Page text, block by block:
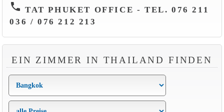
phone TAT PHUKET OFFICE - TEL. 076 211
036 / 076 212 213
EIN ZIMMER IN THAILAND FINDEN